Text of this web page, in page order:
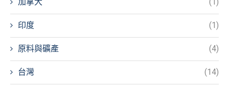
印度 (1)
原料與礦產 (4)
台灣 (14)